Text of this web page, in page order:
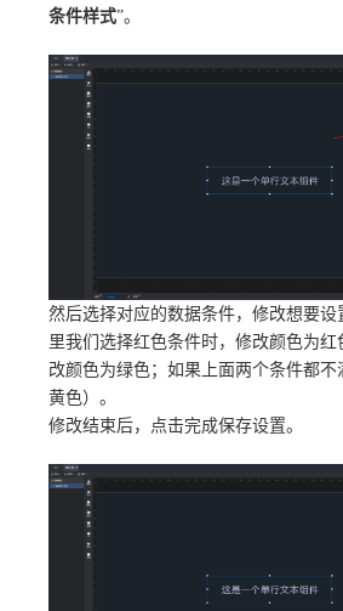
条件样式”。
然后选择对应的数据条件，修改想要
里我们选择红色条件时，修改颜色为
改颜色为绿色；如果上面两个条件都不
黄色）。
修改结束后，点击完成保存设置。